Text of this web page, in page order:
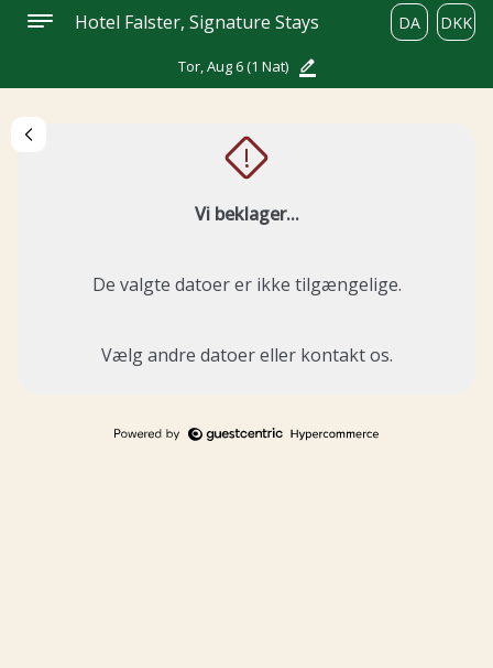
Hotel Falster, Signature Stays DA DKK
Tor, Aug 6(1 Nat)
!
Vi beklager...
De valgte datoer er ikke tilgængelige.
Vælg andre datoer eller kontakt os.